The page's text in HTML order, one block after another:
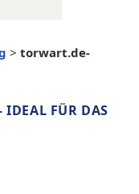
> torwart.de-
FÜR DAS